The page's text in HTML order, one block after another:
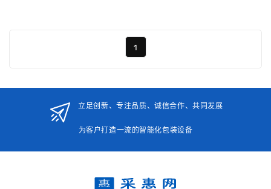
1
立足创新、专注品质、诚信合作、共同发展
为客户打造一流的智能化包装设备